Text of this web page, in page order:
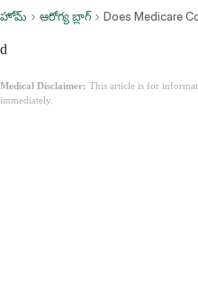
హోమ్ ఆరోగ్య బ్లాగ్ Does Medicare
d
Medical Disclaimer: This article is for
immediately.